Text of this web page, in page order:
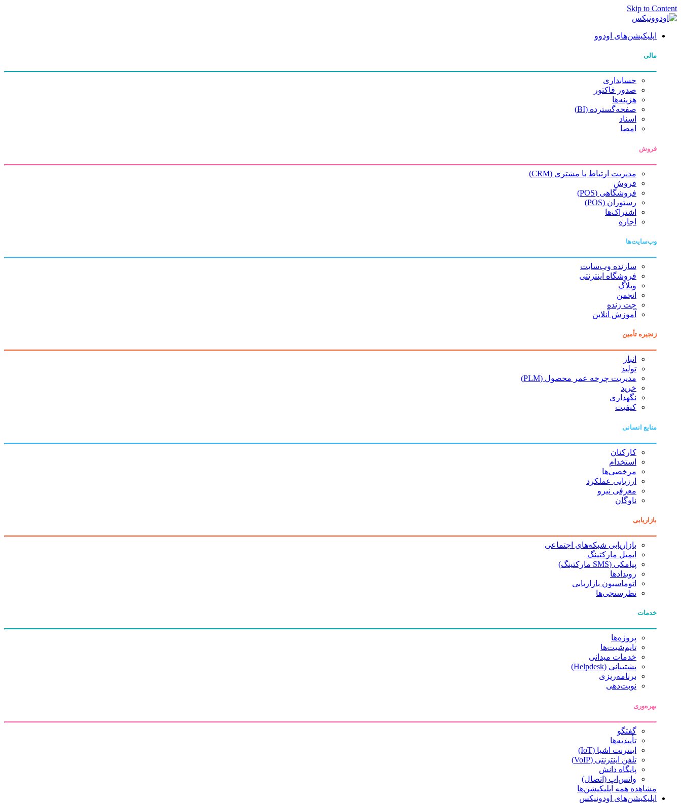
Skip to Content
اپلیکیشن‌های اودوو
مالی
حسابداری
صدور فاکتور
هزینه‌ها
صفحه‌گسترده (BI)
اسناد
امضا
فروش
مدیریت ارتباط با مشتری (CRM)
فروش
فروشگاهی (POS)
رستوران (POS)
اشتراک‌ها
اجاره
وب‌سایت‌ها
سازنده وب‌سایت
فروشگاه اینترنتی
وبلاگ
انجمن
چت زنده
آموزش آنلاین
زنجیره تأمین
انبار
تولید
مدیریت چرخه عمر محصول (PLM)
خرید
نگهداری
کیفیت
منابع انسانی
کارکنان
استخدام
مرخصی‌ها
ارزیابی عملکرد
معرفی نیرو
ناوگان
بازاریابی
بازاریابی شبکه‌های اجتماعی
ایمیل مارکتینگ
پیامکی (SMS مارکتینگ)
رویدادها
اتوماسیون بازاریابی
نظرسنجی‌ها
خدمات
پروژه‌ها
تایم‌شیت‌ها
خدمات میدانی
پشتیبانی (Helpdesk)
برنامه‌ریزی
نوبت‌دهی
بهره‌وری
گفتگو
تأییدیه‌ها
اینترنت اشیا (IoT)
تلفن اینترنتی (VoIP)
پایگاه دانش
واتس‌اپ (اتصال)
مشاهده همه اپلیکیشن‌ها
اپلیکیشن‌های اودونیکس